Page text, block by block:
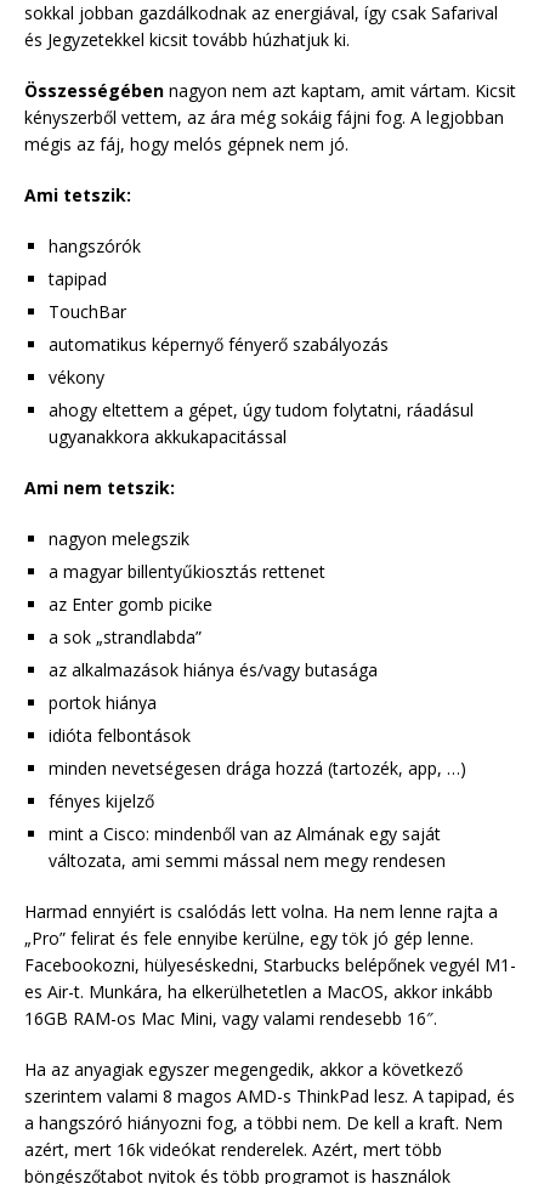
sokkal jobban gazdálkodnak az energiával, így csak Safarival
és Jegyzetekkel kicsit tovább húzhatjuk ki.
Összességében nagyon nem azt kaptam, amit vártam. Kicsit
kényszerből vettem, az ára még sokáig fájni fog. A legjobban
mégis az fáj, hogy melós gépnek nem jó.
Ami tetszik:
hangszórók
tapipad
TouchBar
automatikus képernyő fényerő szabályozás
vékony
ahogy eltettem a gépet, úgy tudom folytatni, ráadásul
ugyanakkora akkukapacitással
Ami nem tetszik:
nagyon melegszik
a magyar billentyűkiosztás rettenet
az Enter gomb picike
a sok „strandlabda”
az alkalmazások hiánya és/vagy butasága
portok hiánya
idióta felbontások
minden nevetségesen drága hozzá (tartozék, app, …)
fényes kijelző
mint a Cisco: mindenből van az Almának egy saját
változata, ami semmi mással nem megy rendesen
Harmad ennyiért is csalódás lett volna. Ha nem lenne rajta a
„Pro” felirat és fele ennyibe kerülne, egy tök jó gép lenne.
Facebookozni, hülyeséskedni, Starbucks belépőnek vegyél M1-
es Air-t. Munkára, ha elkerülhetetlen a MacOS, akkor inkább
16GB RAM-os Mac Mini, vagy valami rendesebb 16″.
Ha az anyagiak egyszer megengedik, akkor a következő
szerintem valami 8 magos AMD-s ThinkPad lesz. A tapipad, és
a hangszóró hiányozni fog, a többi nem. De kell a kraft. Nem
azért, mert 16k videókat renderelek. Azért, mert több
böngészőtabot nyitok és több programot is használok